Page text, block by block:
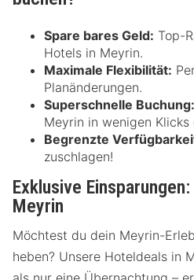
Spare bares Geld: Top-
Hotels in Meyrin.
Maximale Flexibilität:
Planänderungen.
Superschnelle Buchung:
Meyrin in wenigen Klicks
Begrenzte
zuschlagen!
Exklusive
Meyrin
Möchtest du dein Meyrin-
heben? Unsere Hoteldeals in